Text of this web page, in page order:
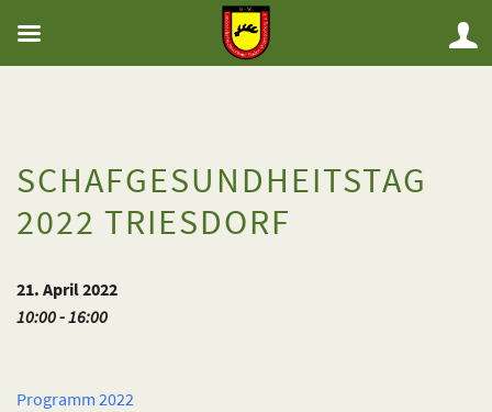
SCHAFGESUNDHEITSTAG
2022 TRIESDORF
21. April 2022
10:00 - 16:00
Programm 2022